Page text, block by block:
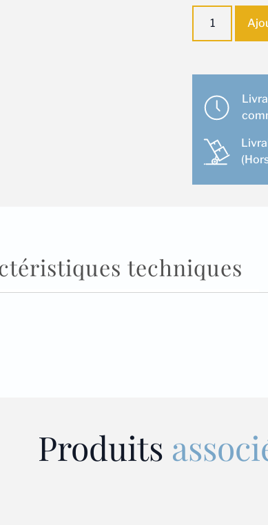
Plénum
PEAD
M140
JA
techniques
Produits